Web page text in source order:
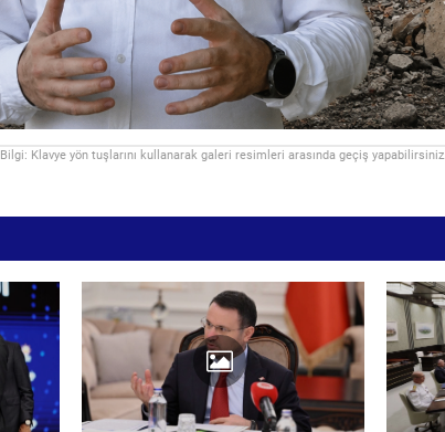
Bilgi: Klavye yön tuşlarını kullanarak galeri resimleri arasında geçiş yapabilirsiniz.